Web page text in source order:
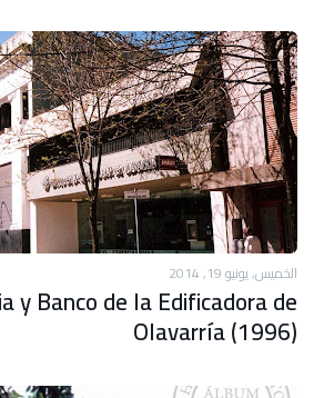
الخميس, يونيو 19, 2014
y Banco de la Edificadora de
Olavarría (1996)